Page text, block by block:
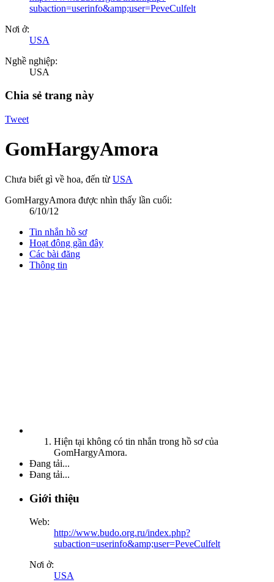
subaction=userinfo&amp;user=PeveCulfelt
Nơi ở:
USA
Nghề nghiệp:
USA
Chia sẻ trang này
Tweet
GomHargyAmora
Chưa biết gì về hoa, đến từ USA
GomHargyAmora được nhìn thấy lần cuối:
6/10/12
Tin nhắn hồ sơ
Hoạt động gần đây
Các bài đăng
Thông tin
Hiện tại không có tin nhắn trong hồ sơ của
GomHargyAmora.
Đang tải...
Đang tải...
Giới thiệu
Web:
http://www.budo.org.ru/index.php?
subaction=userinfo&amp;user=PeveCulfelt
Nơi ở:
USA